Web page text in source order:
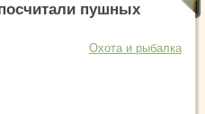
пушных
Охота и рыбалка